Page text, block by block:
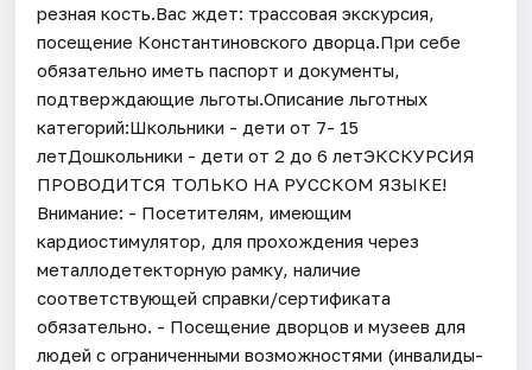
резная кость.Вас ждет: трассовая экскурсия,
посещение Константиновского дворца.При себе
обязательно иметь паспорт и документы,
подтверждающие льготы.Описание льготных
категорий:Школьники - дети от 7- 15
летДошкольники - дети от 2 до 6 летЭКСКУРСИЯ
ПРОВОДИТСЯ ТОЛЬКО НА РУССКОМ ЯЗЫКЕ!
Внимание: - Посетителям, имеющим
кардиостимулятор, для прохождения через
металлодетекторную рамку, наличие
соответствующей справки/сертификата
обязательно. - Посещение дворцов и музеев для
людей с ограниченными возможностями (инвалиды-